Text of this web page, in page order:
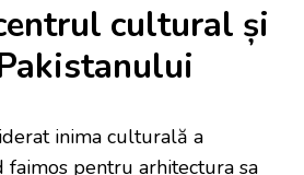
cultural și
inima culturală a
faimos pentru arhitectura sa